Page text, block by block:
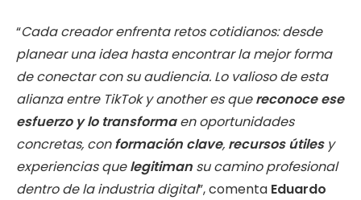
“Cada creador enfrenta retos cotidianos: desde
planear una idea hasta encontrar la mejor forma
de conectar con su audiencia. Lo valioso de esta
alianza entre TikTok y another es quereconoce ese
esfuerzo y lo transformaen oportunidades
concretas, conformación clave, recursos útilesy
experiencias quelegitiman su camino profesional
dentro de la industria digital”, comenta Eduardo